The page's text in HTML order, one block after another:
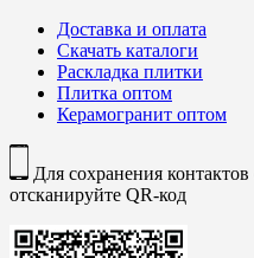
Доставка и оплата
Скачать каталоги
Раскладка плитки
Плитка оптом
Керамогранит оптом
Для сохранения
отсканируйте QR-код